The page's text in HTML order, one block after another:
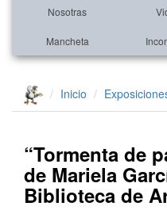
Nosotras
Mancheta
Inicio
“Tormenta de
de Mariela
Biblioteca de